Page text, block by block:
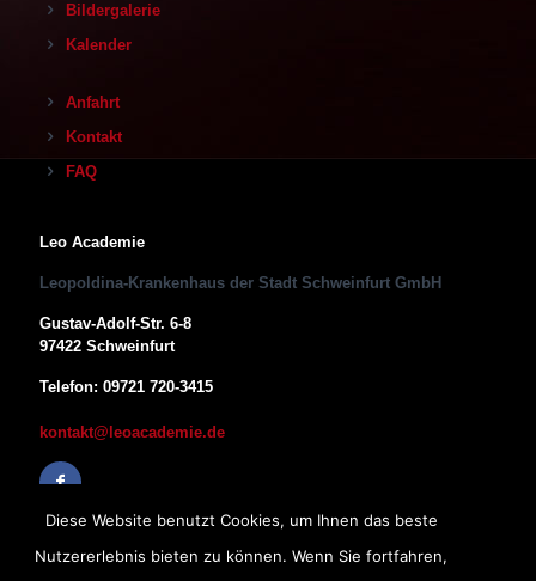
Bildergalerie
Kalender
Anfahrt
Kontakt
FAQ
Leo Academie
Leopoldina-Krankenhaus der Stadt Schweinfurt GmbH
Gustav-Adolf-Str. 6-8
97422 Schweinfurt
Telefon: 09721 720-3415
kontakt@leoacademie.de
Diese Website benutzt Cookies, um Ihnen das beste
Nutzererlebnis bieten zu können. Wenn Sie fortfahren,